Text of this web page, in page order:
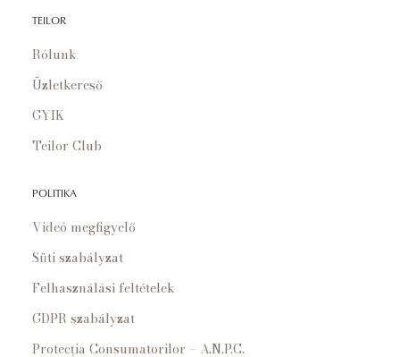
TEILOR
Rólunk
Üzletkereső
GYIK
Teilor Club
POLITIKA
Videó megfigyelő
Süti szabályzat
Felhasználási feltételek
GDPR szabályzat
Protecția Consumatorilor – A.N.P.C.